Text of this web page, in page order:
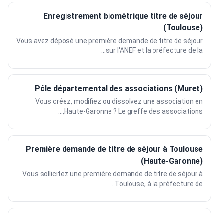
Enregistrement biométrique titre de séjour
(Toulouse)
Vous avez déposé une première demande de titre de séjour
sur l'ANEF et la préfecture de la...
Pôle départemental des associations (Muret)
Vous créez, modifiez ou dissolvez une association en
Haute-Garonne ? Le greffe des associations,...
Première demande de titre de séjour à Toulouse
(Haute-Garonne)
Vous sollicitez une première demande de titre de séjour à
Toulouse, à la préfecture de...